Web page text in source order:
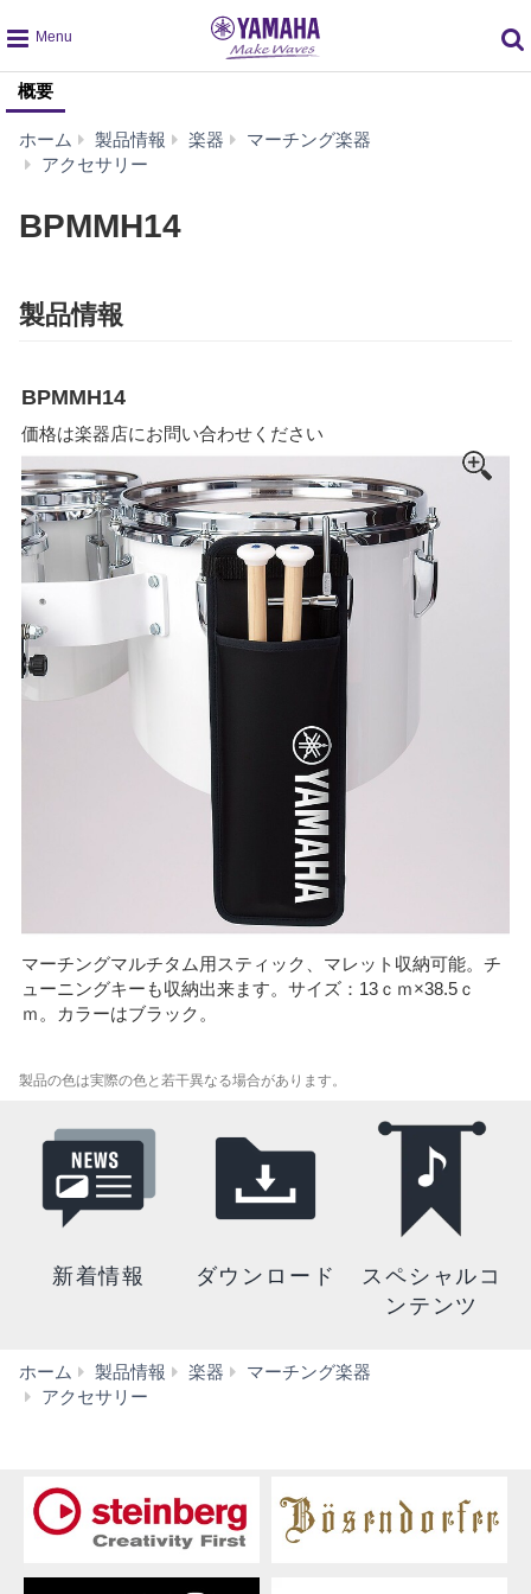
global
navigation
概要
ホーム 製品情報 楽器
マーチング楽器
アクセサリー
BPMMH14
製品情報
BPMMH14
価格は楽器店にお問い合わせください
マーチングマルチタム用スティック、マレット収納可能。チ
ューニングキーも収納出来ます。サイズ：13ｃｍ×38.5ｃ
ｍ。カラーはブラック。
製品の色は実際の色と若干異なる場合があります。
新着情報 ダウンロード
スペシャルコ
ンテンツ
ホーム 製品情報 楽器
マーチング楽器
アクセサリー